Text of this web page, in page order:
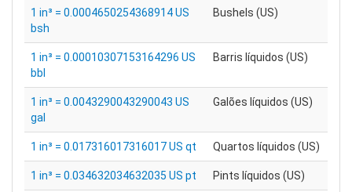
1 in³ = 0.0004650254368914 US
bsh
Bushels (US)
1 in³ = 0.00010307153164296 US
bbl
Barris líquidos (US)
1 in³ = 0.0043290043290043 US
gal
Galões líquidos (US)
1 in³ = 0.017316017316017 US qt Quartos líquidos (US)
1 in³ = 0.034632034632035 US pt Pints líquidos (US)